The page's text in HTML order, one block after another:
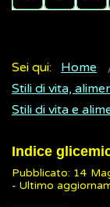
Sei qui:
Home
Stili di vita,
Stili di vita e
Indice
Pubblicato: 14
- Ultimo